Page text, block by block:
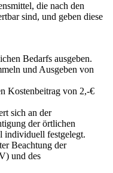
die nach den
sind, und geben diese
Bedarfs ausgeben.
und Ausgeben von
Kostenbeitrag von 2,-€
sich an der
der örtlichen
individuell festgelegt.
Beachtung der
und des